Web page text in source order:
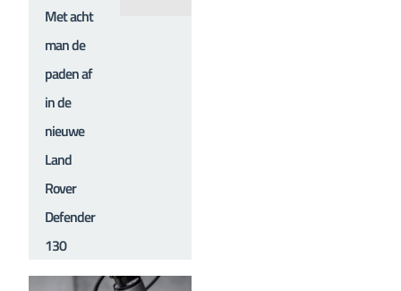
Met acht
man de
paden af
in de
nieuwe
Land
Rover
Defender
130